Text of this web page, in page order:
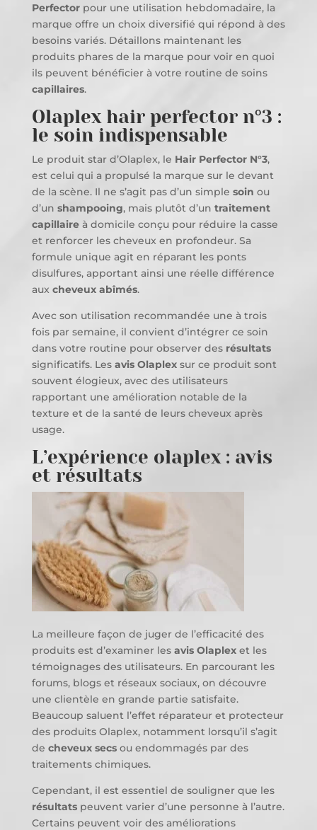
Perfectorpour une utilisation hebdomadaire, la
marque offre un choix diversifié qui répond à des
besoins variés. Détaillons maintenant les
produits phares de la marque pour voir en quoi
ils peuvent bénéficier à votre routine de soins
capillaires.
Olaplex hair perfector n°3 :
le soin indispensable
Le produit star d’Olaplex, le Hair Perfector N°3,
est celui qui a propulsé la marque sur le devant
de la scène. Il ne s’agit pas d’un simple soin ou
d’un shampooing, mais plutôt d’un traitement
capillaireà domicile conçu pour réduire la casse
et renforcer les cheveux en profondeur. Sa
formule unique agit en réparant les ponts
disulfures, apportant ainsi une réelle différence
aux cheveux abîmés.
Avec son utilisation recommandée une à trois
fois par semaine, il convient d’intégrer ce soin
dans votre routine pour observer des résultats
significatifs. Les avis Olaplexsur ce produit sont
souvent élogieux, avec des utilisateurs
rapportant une amélioration notable de la
texture et de la santé de leurs cheveux après
usage.
L’expérience olaplex : avis
et résultats
La meilleure façon de juger de l’efficacité des
produits est d’examiner les avis Olaplexet les
témoignages des utilisateurs. En parcourant les
forums, blogs et réseaux sociaux, on découvre
une clientèle en grande partie satisfaite.
Beaucoup saluent l’effet réparateur et protecteur
des produits Olaplex, notamment lorsqu’il s’agit
de cheveux secsou endommagés par des
traitements chimiques.
Cependant, il est essentiel de souligner que les
résultatspeuvent varier d’une personne à l’autre.
Certains peuvent voir des améliorations